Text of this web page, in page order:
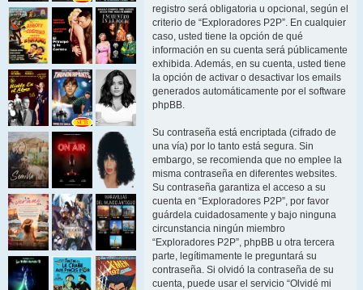
registro será obligatoria u opcional, según el
criterio de “Exploradores P2P”. En cualquier
caso, usted tiene la opción de qué
información en su cuenta será públicamente
exhibida. Además, en su cuenta, usted tiene
la opción de activar o desactivar los emails
generados automáticamente por el software
phpBB.
Su contraseña está encriptada (cifrado de
una vía) por lo tanto está segura. Sin
embargo, se recomienda que no emplee la
misma contraseña en diferentes websites.
Su contraseña garantiza el acceso a su
cuenta en “Exploradores P2P”, por favor
guárdela cuidadosamente y bajo ninguna
circunstancia ningún miembro
“Exploradores P2P”, phpBB u otra tercera
parte, legítimamente le preguntará su
contraseña. Si olvidó la contraseña de su
cuenta, puede usar el servicio “Olvidé mi